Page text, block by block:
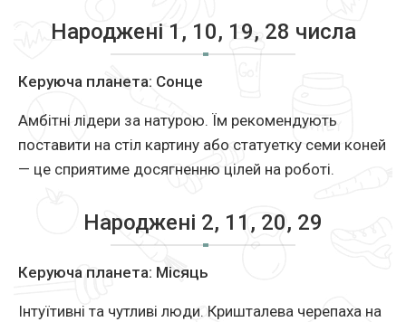
Народжені 1, 10, 19, 28 числа
Керуюча планета: Сонце
Амбітні лідери за натурою. Їм рекомендують
поставити на стіл картину або статуетку семи коней
— це сприятиме досягненню цілей на роботі.
Народжені 2, 11, 20, 29
Керуюча планета: Місяць
Інтуїтивні та чутливі люди. Кришталева черепаха на